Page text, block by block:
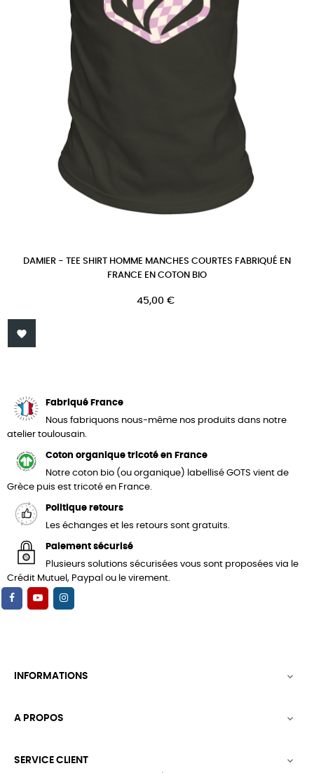
DAMIER - TEE SHIRT HOMME MANCHES COURTES FABRIQUÉ EN
FRANCE EN COTON BIO
Prix
45,00 €

Fabriqué France
Nous fabriquons nous-même nos produits dans notre
atelier toulousain.
Coton organique tricoté en France
Notre coton bio (ou organique) labellisé GOTS vient de
Grèce puis est tricoté en France.
Politique retours
Les échanges et les retours sont gratuits.
Paiement sécurisé
Plusieurs solutions sécurisées vous sont proposées via le
Crédit Mutuel, Paypal ou le virement.
INFORMATIONS 
A PROPOS 
SERVICE CLIENT 